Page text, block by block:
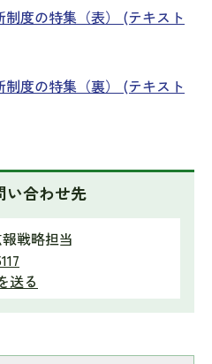
度の特集（表） (テキスト
度の特集（裏） (テキスト
い合わせ先
戦略担当
送る